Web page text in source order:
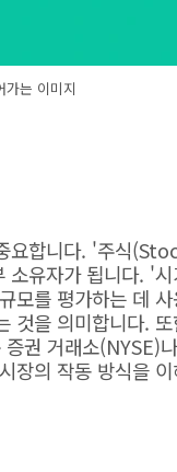
가는 이미지
요합니다. '주식
소유자가 됩니다. '
를 평가하는 데
것을 의미합니다.
권 거래소(NYSE)
장의 작동 방식을